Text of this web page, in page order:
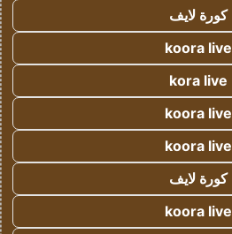
كورة لايف
koora live
kora live
koora live
koora live
كورة لايف
koora live